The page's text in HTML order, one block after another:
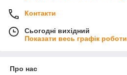
Контакти
Сьогодні вихідний
Показати весь графік роботи
Про нас